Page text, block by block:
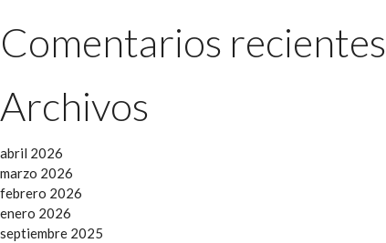
Comentarios recientes
Archivos
abril 2026
marzo 2026
febrero 2026
enero 2026
septiembre 2025